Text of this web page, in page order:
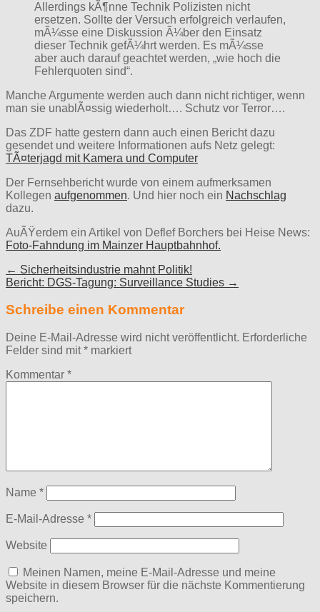
Allerdings kÃ¶nne Technik Polizisten nicht
ersetzen. Sollte der Versuch erfolgreich verlaufen,
mÃ¼sse eine Diskussion Ã¼ber den Einsatz
dieser Technik gefÃ¼hrt werden. Es mÃ¼sse
aber auch darauf geachtet werden, „wie hoch die
Fehlerquoten sind“.
Manche Argumente werden auch dann nicht richtiger, wenn
man sie unablÃ¤ssig wiederholt…. Schutz vor Terror….
Das ZDF hatte gestern dann auch einen Bericht dazu
gesendet und weitere Informationen aufs Netz gelegt:
TÃ¤terjagd mit Kamera und Computer
Der Fernsehbericht wurde von einem aufmerksamen
Kollegen aufgenommen. Und hier noch ein Nachschlag
dazu.
AuÃŸerdem ein Artikel von Deflef Borchers bei Heise News:
Foto-Fahndung im Mainzer Hauptbahnhof.
Post
navigation
← Sicherheitsindustrie mahnt Politik!
Bericht: DGS-Tagung: Surveillance Studies →
Schreibe einen Kommentar
Deine E-Mail-Adresse wird nicht veröffentlicht. Erforderliche
Felder sind mit* markiert
Kommentar *
Name *
E-Mail-Adresse *
Website
Meinen Namen, meine E-Mail-Adresse und meine
Website in diesem Browser für die nächste Kommentierung
speichern.